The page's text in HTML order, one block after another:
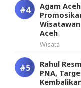
Agam
Aceh
Wisata
Rahul
PNA,